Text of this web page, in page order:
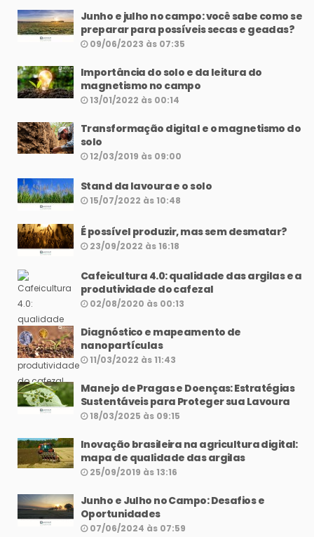
Junho e julho no campo: você sabe como se
preparar para possíveis secas e geadas?
09/06/2023 às 07:35
Importância do solo e da leitura do
magnetismo no campo
13/01/2022 às 00:14
Transformação digital e o magnetismo do
solo
12/03/2019 às 09:00
Stand da lavoura e o solo
15/07/2022 às 10:48
É possível produzir, mas sem desmatar?
23/09/2022 às 16:18
Cafeicultura 4.0: qualidade das argilas e a
produtividade do cafezal
02/08/2020 às 00:13
Diagnóstico e mapeamento de
nanopartículas
11/03/2022 às 11:43
Manejo de Pragas e Doenças: Estratégias
Sustentáveis para Proteger sua Lavoura
18/03/2025 às 09:15
Inovação brasileira na agricultura digital:
mapa de qualidade das argilas
25/09/2019 às 13:16
Junho e Julho no Campo: Desafios e
Oportunidades
07/06/2024 às 07:59